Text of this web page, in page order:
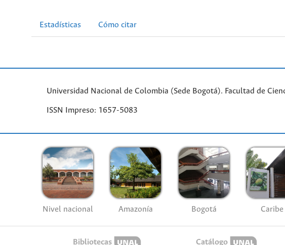
Estadísticas Cómo citar
Universidad Nacional de Colombia (Sede Bogotá). Facultad de
ISSN Impreso: 1657-5083
Nivel nacional Amazonía Bogotá Caribe
Bibliotecas Catálogo